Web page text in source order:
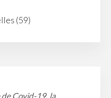
(59)
de Covid-19, la